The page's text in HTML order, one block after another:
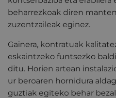
beharrezkoak diren
zuzentzaileak eginez.
Gainera, kontratuak
eskaintzeko funtsezko
ditu. Horien artean
ur beroaren hornidura
guztiak egiteko behar